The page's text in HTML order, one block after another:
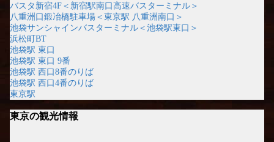
バスタ新宿4F＜新宿駅南口高速バスターミナル＞
八重洲口鍛冶橋駐車場＜東京駅 八重洲南口＞
池袋サンシャインバスターミナル＜池袋駅東口＞
浜松町BT
池袋駅 東口
池袋駅 東口 9番
池袋駅 西口8番のりば
池袋駅 西口4番のりば
東京駅
東京の観光情報